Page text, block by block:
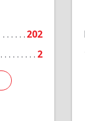
202
2